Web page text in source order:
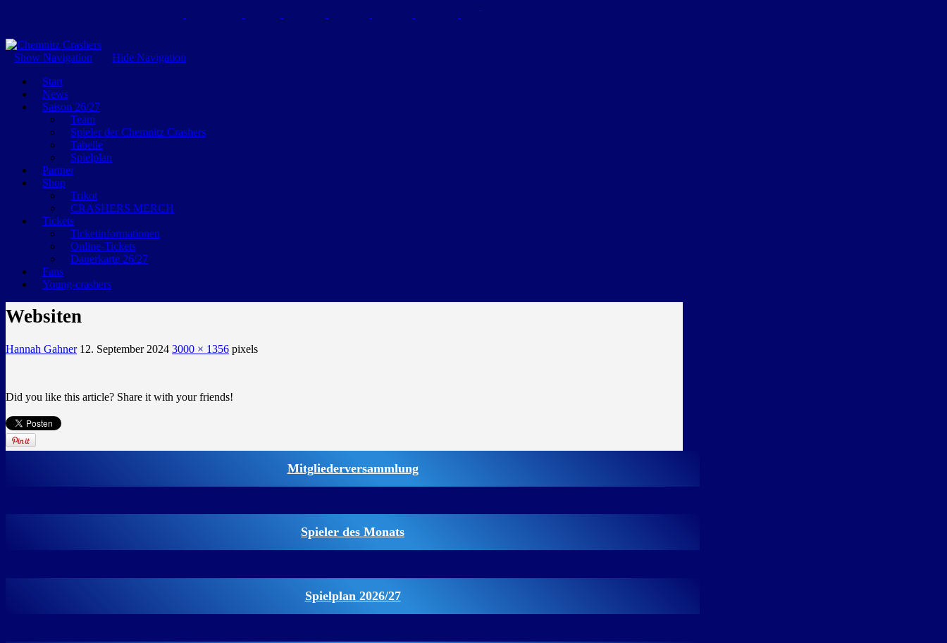
GEMEINSAM EINE LEIDENSCHAFT
Show Navigation
Hide Navigation
Start
News
Saison 26/27
Team
Spieler der Chemnitz Crashers
Tabelle
Spielplan
Partner
Shop
Trikot
CRASHERS MERCH
Tickets
Ticketinformationen
Online-Tickets
Dauerkarte 26/27
Fans
Young-crashers
Websiten
Hannah Gahner 12. September 2024 3000 × 1356 pixels
Did you like this article? Share it with your friends!
Mitgliederversammlung
Spieler des Monats
Spielplan 2026/27